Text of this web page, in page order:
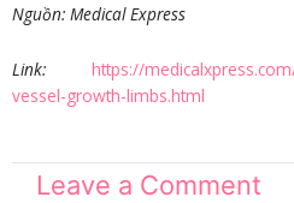
Nguồn: Medical Express
Link:
https://
vessel-growth-limbs.html
Leave a Comment